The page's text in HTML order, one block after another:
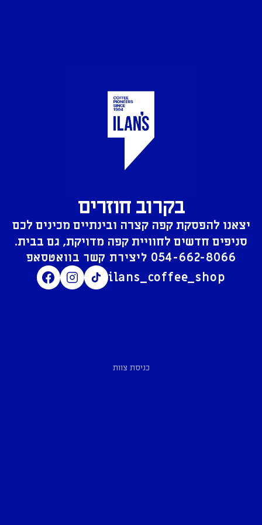
בקרוב חוזרים
יצאנו להפסקת קפה קצרה ובינתיים מכינים לכם
סניפים חדשים לחוויית קפה מדויקת, גם בבית.
054-662-8066
ilans_coffee_shop
כניסת צוות